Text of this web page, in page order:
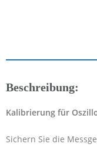
Beschreibung:
Kalibrierung für
Sichern Sie die